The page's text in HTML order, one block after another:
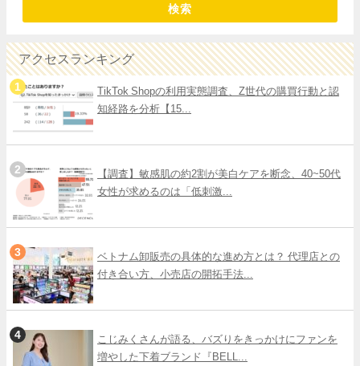
検索
アクセスランキング
TikTok Shopの利用実態調査、Z世代の購買行動と認
知経路を分析【15...
【調査】敏感肌の約2割が美白ケアを断念、40~50代
女性が求めるのは「低刺激...
ベトナム卸販売の具体的な進め方とは？ 代理店との
付き合い方、小売店の開拓手法...
こじみくさんが語る、バズりをきっかけにファンを
増やした下着ブランド『BELL...